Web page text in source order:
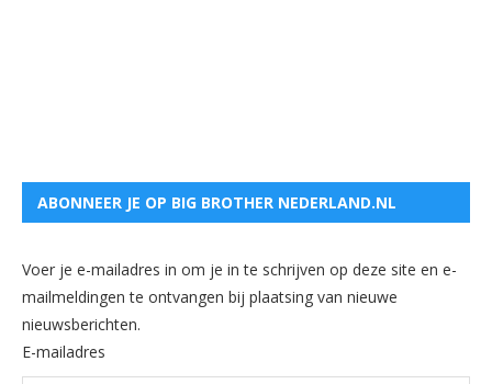
ABONNEER JE OP BIG BROTHER NEDERLAND.NL
Voer je e-mailadres in om je in te schrijven op deze site en e-
mailmeldingen te ontvangen bij plaatsing van nieuwe
nieuwsberichten.
E-mailadres